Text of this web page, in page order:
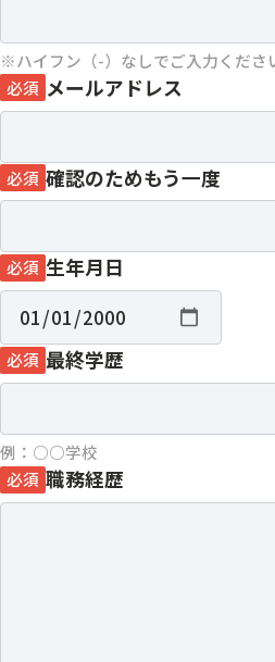
ハイフン（-）なしでご入力くださ
必須 メールアドレス
必須 確認のためもう一度
必須 生年月日
必須 最終学歴
例：○○学校
必須 職務経歴